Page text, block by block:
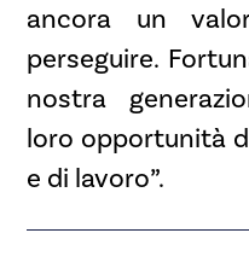
ancora un
perseguire.
nostra
loro opportunità
e di lavoro”.